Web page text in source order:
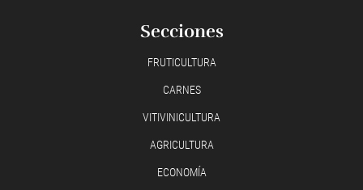
Secciones
FRUTICULTURA
CARNES
VITIVINICULTURA
AGRICULTURA
ECONOMÍA